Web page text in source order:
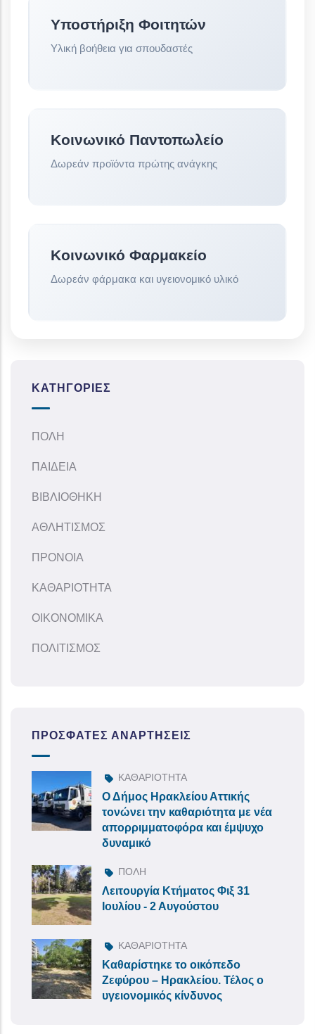
Υποστήριξη Φοιτητών
Υλική βοήθεια για σπουδαστές
Κοινωνικό Παντοπωλείο
Δωρεάν προϊόντα πρώτης ανάγκης
Κοινωνικό Φαρμακείο
Δωρεάν φάρμακα και υγειονομικό υλικό
ΚΑΤΗΓΟΡΊΕΣ
ΠΟΛΗ
ΠΑΙΔΕΙΑ
ΒΙΒΛΙΟΘΗΚΗ
ΑΘΛΗΤΙΣΜΟΣ
ΠΡΟΝΟΙΑ
ΚΑΘΑΡΙΟΤΗΤΑ
ΟΙΚΟΝΟΜΙΚΑ
ΠΟΛΙΤΙΣΜΟΣ
ΠΡΌΣΦΑΤΕΣ ΑΝΑΡΤΉΣΕΙΣ
ΚΑΘΑΡΙΟΤΗΤΑ
Ο Δήμος Ηρακλείου Αττικής
τονώνει την καθαριότητα με νέα
απορριμματοφόρα και έμψυχο
δυναμικό
ΠΟΛΗ
Λειτουργία Κτήματος Φιξ 31
Ιουλίου - 2 Αυγούστου
ΚΑΘΑΡΙΟΤΗΤΑ
Καθαρίστηκε το οικόπεδο
Ζεφύρου – Ηρακλείου. Τέλος ο
υγειονομικός κίνδυνος